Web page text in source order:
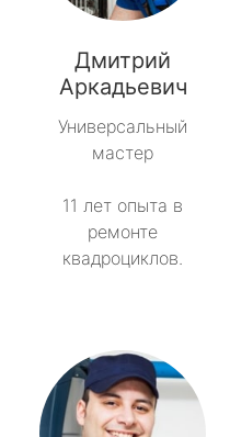
Дмитрий
Аркадьевич
Универсальный
мастер
11 лет опыта в
ремонте
квадроциклов.